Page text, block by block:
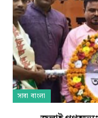
সারা বাংলা